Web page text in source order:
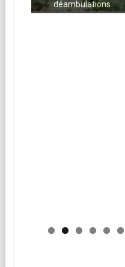
déambulations